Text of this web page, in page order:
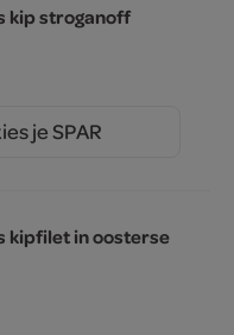
kip stroganoff
je SPAR
kipfilet in oosterse